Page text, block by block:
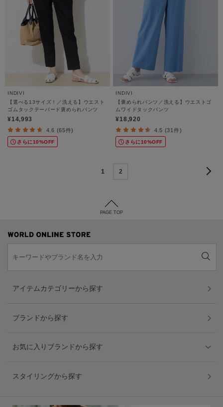
INDIVI
【選べる13サイズ！／洗える】ウエスト
ゴムタックテーパード褒められパンツ
¥14,993
4.6 (65件)
さらに10%OFF
INDIVI
【褒められパンツ／洗える】ウエストゴ
ムワイドタックパンツ
¥18,920
4.5 (31件)
さらに10%OFF
1 2
PAGE TOP
アイテムカテゴリーから探す
ブランドから探す
お気に入りブランドから探す
スタイリングから探す